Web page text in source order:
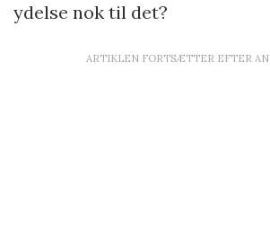
ydelse nok til det?
ARTIKLEN FORTSÆTTER EFTER